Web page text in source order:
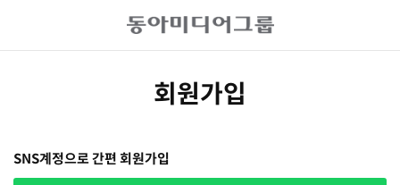
회원가입
SNS계정으로 간편 회원가입